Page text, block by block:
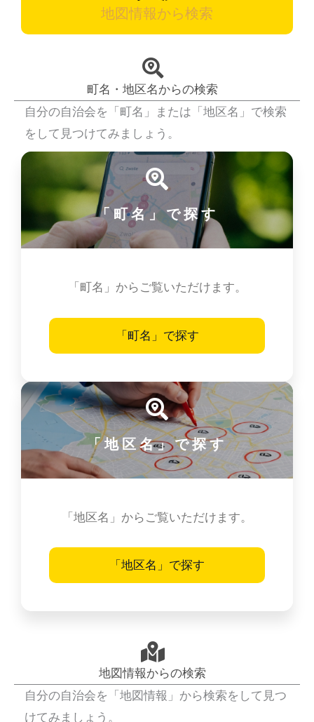
地図情報から検索
町名・地区名からの検索
自分の自治会を「町名」または「地区名」で検索
をして見つけてみましょう。
「町名」で探す
「町名」からご覧いただけます。
「町名」で探す
「地区名」で探す
「地区名」からご覧いただけます。
「地区名」で探す
地図情報からの検索
自分の自治会を「地図情報」から検索をして見つ
けてみましょう。